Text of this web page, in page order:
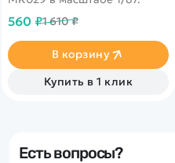
560 ₽1 610 ₽
В корзину
Купить в 1 клик
Есть вопросы?